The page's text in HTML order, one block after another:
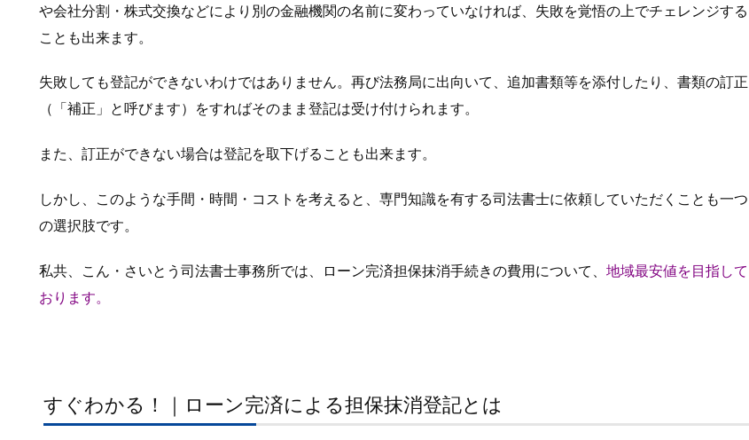
や会社分割・株式交換などにより別の金融機関の名前に変わっていなければ、失敗を覚悟の上でチェレンジする
ことも出来ます。
失敗しても登記ができないわけではありません。再び法務局に出向いて、追加書類等を添付したり、書類の訂正
（「補正」と呼びます）をすればそのまま登記は受け付けられます。
また、訂正ができない場合は登記を取下げることも出来ます。
しかし、このような手間・時間・コストを考えると、専門知識を有する司法書士に依頼していただくことも一つ
の選択肢です。
私共、こん・さいとう司法書士事務所では、ローン完済担保抹消手続きの費用について、 地域最安値を目指して
おります。
すぐわかる！｜ローン完済による担保抹消登記とは